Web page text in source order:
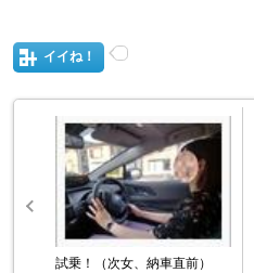
イイね！
試乗！（次女、納車直前）